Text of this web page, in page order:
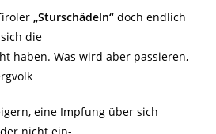
„Sturschädeln“ doch endlich
die
haben. Was wird aber passieren,
eine Impfung über sich